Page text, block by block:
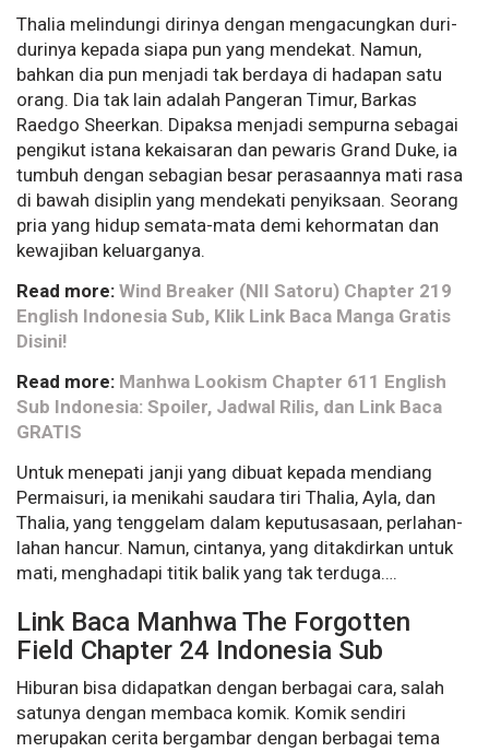
Thalia melindungi dirinya dengan mengacungkan duri-
durinya kepada siapa pun yang mendekat. Namun,
bahkan dia pun menjadi tak berdaya di hadapan satu
orang. Dia tak lain adalah Pangeran Timur, Barkas
Raedgo Sheerkan. Dipaksa menjadi sempurna sebagai
pengikut istana kekaisaran dan pewaris Grand Duke, ia
tumbuh dengan sebagian besar perasaannya mati rasa
di bawah disiplin yang mendekati penyiksaan. Seorang
pria yang hidup semata-mata demi kehormatan dan
kewajiban keluarganya.
Read more: Wind Breaker (NII Satoru) Chapter 219
English Indonesia Sub, Klik Link Baca Manga Gratis
Disini!
Read more: Manhwa Lookism Chapter 611 English
Sub Indonesia: Spoiler, Jadwal Rilis, dan Link Baca
GRATIS
Untuk menepati janji yang dibuat kepada mendiang
Permaisuri, ia menikahi saudara tiri Thalia, Ayla, dan
Thalia, yang tenggelam dalam keputusasaan, perlahan-
lahan hancur. Namun, cintanya, yang ditakdirkan untuk
mati, menghadapi titik balik yang tak terduga….
Link Baca Manhwa The Forgotten
Field Chapter 24 Indonesia Sub
Hiburan bisa didapatkan dengan berbagai cara, salah
satunya dengan membaca komik. Komik sendiri
merupakan cerita bergambar dengan berbagai tema